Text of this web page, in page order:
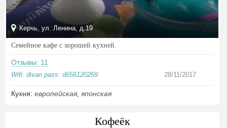
Керчь, ул. Ленина, д.19
Семейное кафе с хорошей кухней.
Отзывы: 11
Wifi: divan pass: d656120259 28/11/2017
Кухня: европейская японская
Кофеёк